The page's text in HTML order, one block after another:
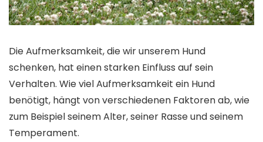
Die Aufmerksamkeit, die wir unserem Hund
schenken, hat einen starken Einfluss auf sein
Verhalten. Wie viel Aufmerksamkeit ein Hund
benötigt, hängt von verschiedenen Faktoren ab, wie
zum Beispiel seinem Alter, seiner Rasse und seinem
Temperament.